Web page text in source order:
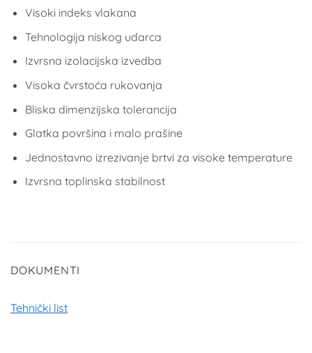
Visoki indeks vlakana
Tehnologija niskog udarca
Izvrsna izolacijska izvedba
Visoka čvrstoća rukovanja
Bliska dimenzijska tolerancija
Glatka površina i malo prašine
Jednostavno izrezivanje brtvi za visoke temperature
Izvrsna toplinska stabilnost
DOKUMENTI
Tehnički list